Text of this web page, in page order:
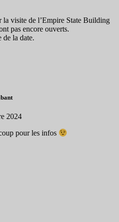
la visite de l’Empire State Building
pas encore ouverts.
de la date.
2024
pour les infos